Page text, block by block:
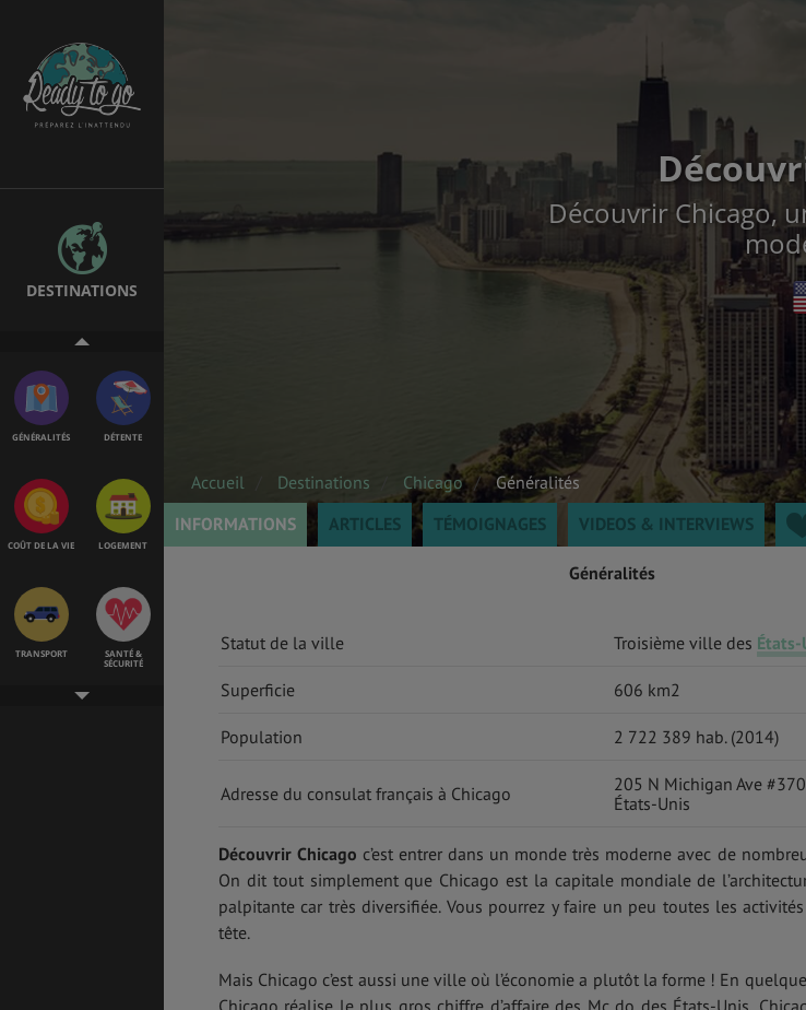
DESTINATIONS
ÉTUDES
EMPLOIS &
STAGES
GÉNÉRALITÉS DÉTENTE
COÛT DE LA VIE LOGEMENT
TRANSPORT
SANTÉ &
SÉCURITÉ
Découvrir Chicago,
Accueil Destinations Chicago
Généralités
INFORMATIONS
ARTICLES TÉMOIGNAGES VIDEOS & INTERVIEWS
Généralités
Statut de la ville Troisième ville des États-
Superficie 606 km2
Population 2 722 389 hab. (2014)
Adresse du consulat français à Chicago
205 N Michigan Ave
États-Unis
Découvrir Chicago c’est entrer dans un monde très moderne avec de
On dit tout simplement que Chicago est la capitale mondiale de
palpitante car très diversifiée. Vous pourrez y faire un peu toutes les
tête.
Mais Chicago c’est aussi une ville où l’économie a plutôt la forme ! En